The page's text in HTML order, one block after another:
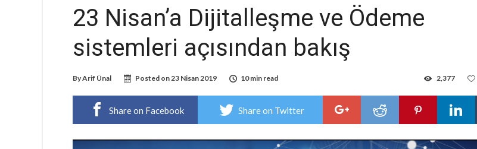
23 Nisan’a Dijitalleşme ve Ödeme
sistemleri açısından bakış
ByArif Ünal Posted on23 Nisan 2019 10 min read 2,377
Share on Facebook Share on Twitter